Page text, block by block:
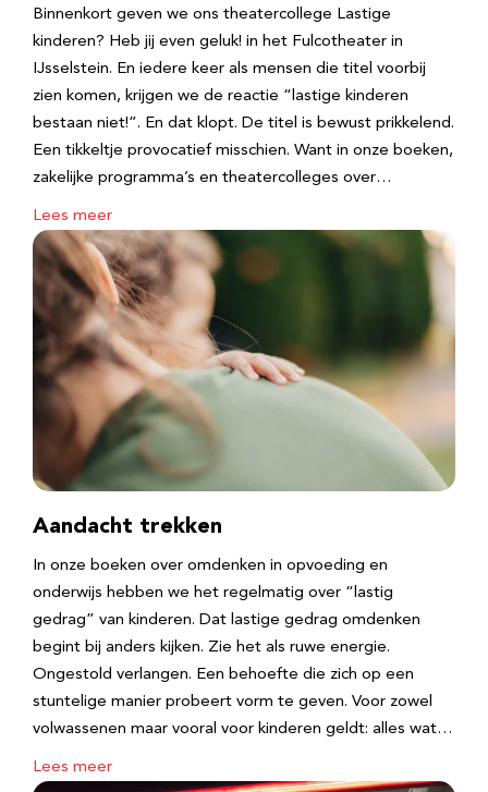
Binnenkort geven we ons theatercollege Lastige
kinderen? Heb jij even geluk! in het Fulcotheater in
IJsselstein. En iedere keer als mensen die titel voorbij
zien komen, krijgen we de reactie “lastige kinderen
bestaan niet!”. En dat klopt. De titel is bewust prikkelend.
Een tikkeltje provocatief misschien. Want in onze boeken,
zakelijke programma’s en theatercolleges over…
Lees meer
Aandacht trekken
In onze boeken over omdenken in opvoeding en
onderwijs hebben we het regelmatig over “lastig
gedrag” van kinderen. Dat lastige gedrag omdenken
begint bij anders kijken. Zie het als ruwe energie.
Ongestold verlangen. Een behoefte die zich op een
stuntelige manier probeert vorm te geven. Voor zowel
volwassenen maar vooral voor kinderen geldt: alles wat…
Lees meer